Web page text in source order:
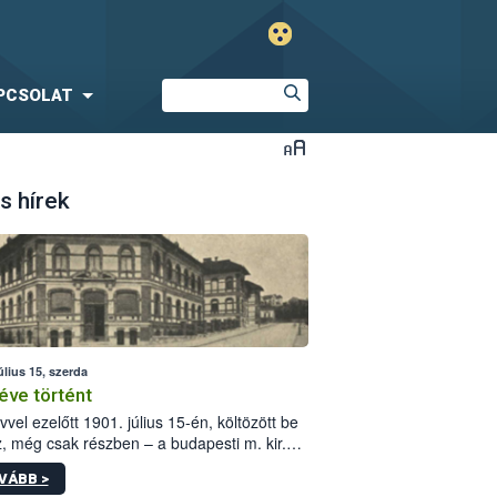
hírek
15, szerda
történt
ezelőtt 1901. július 15-én, költözött be
még csak részben – a budapesti m. kir.
állomás a Kis Rókus utca
alatti, Czigler Győző által tervezett új
>